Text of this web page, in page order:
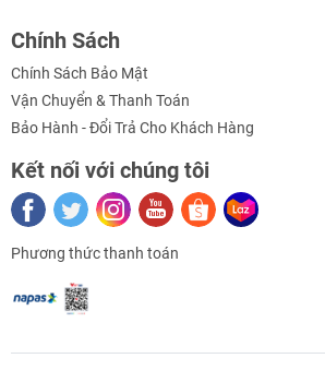
- Khoảng cách điều khiển: ~50 mét
- Bộ sản phẩm bao gồm:
+ Mạch điều khiển đảo chiều xi
+ Remote RF 315Mhz 3 kênh
Dừng)
Sơ đồ nối dây
Chính Sách
Chính Sách Bảo Mật
Vận Chuyển & Thanh Toán
Bảo Hành - Đổi Trả Cho Khách Hàng
Kết nối với chúng tôi
Phương thức thanh toán